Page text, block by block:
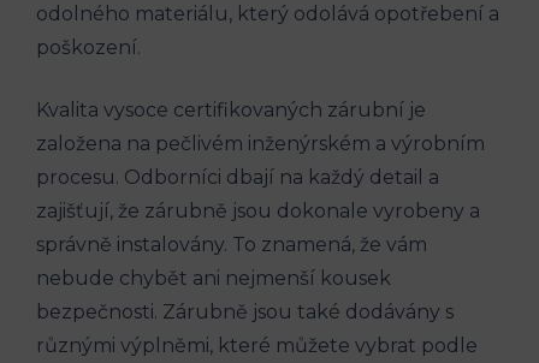
odolného materiálu, který odolává opotřebení a
poškození.
Kvalita vysoce certifikovaných zárubní je
založena na pečlivém inženýrském a výrobním
procesu. Odborníci dbají na každý detail a
zajišťují, že zárubně jsou dokonale vyrobeny a
správně instalovány. To znamená, že vám
nebude chybět ani nejmenší kousek
bezpečnosti. Zárubně jsou také dodávány s
různými výplněmi, které můžete vybrat podle